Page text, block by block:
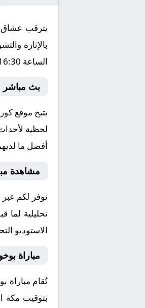
الساعة 16:30 بتوقيت مكة المكرمة، وسط ترقب جماهيري كبير لمتابعة مجريات اللقاء الذي ينقل عبر شاشة قناة بتعليق المتميز .
بث مباشر
يتيح موقع
لحظية
أفضل ما
مشاهدة مباراة
تحليلية لما
الاستوديو
مباراة بوخوم و ماينز
بتوقيت مكة